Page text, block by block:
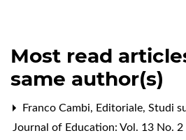
Most read
same author(s)
Franco Cambi, Editoriale, Studi
Journal of Education: Vol. 13 No. 2